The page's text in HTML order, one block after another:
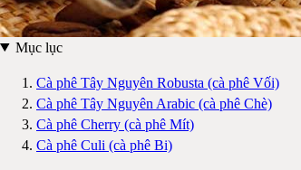
Mục lục
Cà phê Tây Nguyên Robusta (cà phê Vối)
Cà phê Tây Nguyên Arabic (cà phê Chè)
Cà phê Cherry (cà phê Mít)
Cà phê Culi (cà phê Bi)